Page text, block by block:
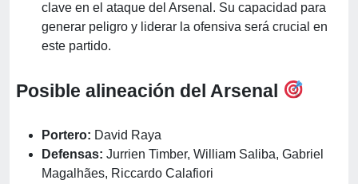
clave en el ataque del Arsenal. Su capacidad para
generar peligro y liderar la ofensiva será crucial en
este partido.
Posible alineación del Arsenal
Portero: David Raya
Defensas: Jurrien Timber, William Saliba, Gabriel
Magalhães, Riccardo Calafiori